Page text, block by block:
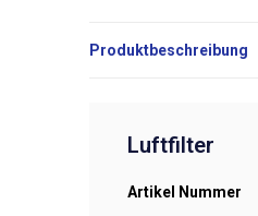
Produktbeschreibung
Luftfilter
Artikel Nummer